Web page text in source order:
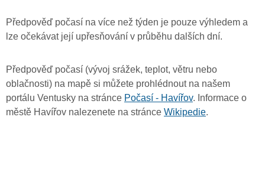
Předpověď počasí na více než týden je pouze výhledem a
lze očekávat její upřesňování v průběhu dalších dní.
Předpověď počasí (vývoj srážek, teplot, větru nebo
oblačnosti) na mapě si můžete prohlédnout na našem
portálu Ventusky na stránce Počasí - Havířov. Informace o
městě Havířov nalezenete na stránce Wikipedie.